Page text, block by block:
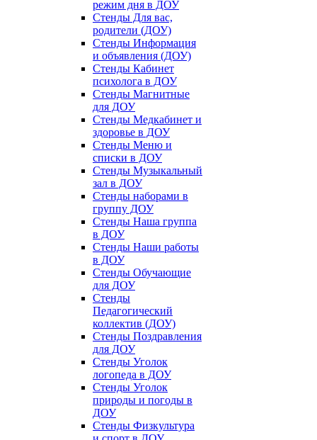
режим дня в ДОУ
Стенды Для вас,
родители (ДОУ)
Стенды Информация
и объявления (ДОУ)
Стенды Кабинет
психолога в ДОУ
Стенды Магнитные
для ДОУ
Стенды Медкабинет и
здоровье в ДОУ
Стенды Меню и
списки в ДОУ
Стенды Музыкальный
зал в ДОУ
Стенды наборами в
группу ДОУ
Стенды Наша группа
в ДОУ
Стенды Наши работы
в ДОУ
Стенды Обучающие
для ДОУ
Стенды
Педагогический
коллектив (ДОУ)
Стенды Поздравления
для ДОУ
Стенды Уголок
логопеда в ДОУ
Стенды Уголок
природы и погоды в
ДОУ
Стенды Физкультура